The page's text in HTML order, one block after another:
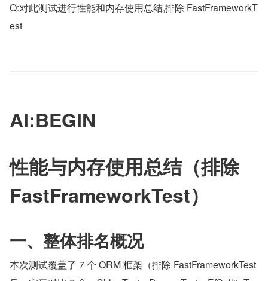
Q:对此测试进行性能和内存使用总结,排除 FastFrameworkT
est
AI:BEGIN
性能与内存使用总结（排除
FastFrameworkTest）
一、整体排名概况
本次测试覆盖了 7 个 ORM 框架（排除 FastFrameworkTest